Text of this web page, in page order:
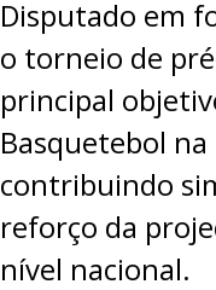
Disputado em
o torneio de
principal
Basquetebol
contribuindo
reforço da
nível nacional.